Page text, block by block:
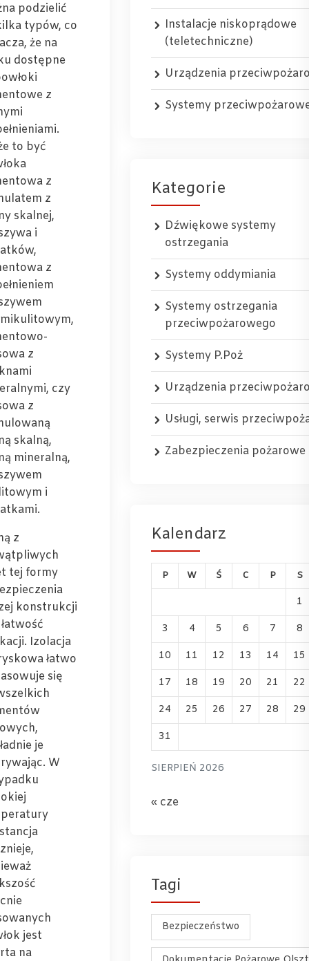
podzielić
typów, co
że na
dostępne
z
to być
z
z
skalnej,
i
z
z
czy
z
skalną,
mineralną,
i
z
tej formy
konstrukcji
Izolacja
łatwo
się
je
W
jest
na
Instalacje niskoprądowe
(teletechniczne)
Urządzenia
Systemy
Kategorie
Dźwiękowe systemy
ostrzegania
Systemy oddymiania
Systemy ostrzegania
przeciwpożarowego
Systemy P.Poż
Urządzenia
Usługi, serwis
Zabezpieczenia pożarowe
Kalendarz
SIERPIEŃ 2026
P W Ś C P S
1
3 4 5 6 7 8
10 11 12 13 14 15
17 18 19 20 21 22
24 25 26 27 28 29
31
« cze
Tagi
Bezpieczeństwo